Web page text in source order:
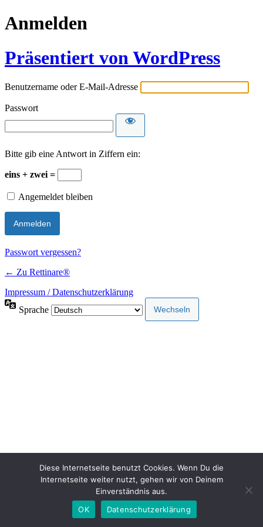
Anmelden
Präsentiert von WordPress
Benutzername oder E-Mail-Adresse
Passwort
Bitte gib eine Antwort in Ziffern ein:
eins + zwei =
Angemeldet bleiben
Passwort vergessen?
← Zu Rettinare®
Impressum / Datenschutzerklärung
Sprache
Diese Internetseite benutzt Cookies. Wenn Du die
Internetseite weiter nutzt, gehen wir von Deinem
Einverständnis aus.
OK
Datenschutzerklärung